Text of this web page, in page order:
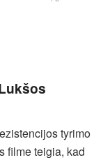
tyrimo
filme teigia, kad